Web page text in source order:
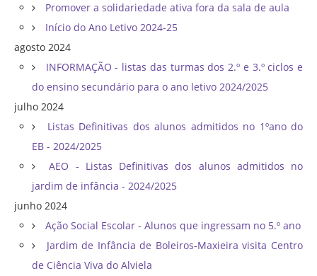
Promover a solidariedade ativa fora da sala de aula
Início do Ano Letivo 2024-25
agosto 2024
INFORMAÇÃO - listas das turmas dos 2.º e 3.º ciclos e
do ensino secundário para o ano letivo 2024/2025
julho 2024
Listas Definitivas dos alunos admitidos no 1ºano do
EB - 2024/2025
AEO - Listas Definitivas dos alunos admitidos no
jardim de infância - 2024/2025
junho 2024
Ação Social Escolar - Alunos que ingressam no 5.º ano
Jardim de Infância de Boleiros-Maxieira visita Centro
de Ciência Viva do Alviela